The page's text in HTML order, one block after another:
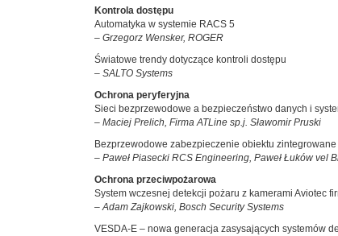
Kontrola dostępu
Automatyka w systemie RACS 5
– Grzegorz Wensker, ROGER
Światowe trendy dotyczące kontroli dostępu
– SALTO Systems
Ochrona peryferyjna
Sieci bezprzewodowe a bezpieczeństwo danych i
– Maciej Prelich, Firma ATLine sp.j. Sławomir Pruski
Bezprzewodowe zabezpieczenie obiektu
– Paweł Piasecki RCS Engineering, Paweł Łuków vel
Ochrona przeciwpożarowa
System wczesnej detekcji pożaru z kamerami Aviotec
– Adam Zajkowski, Bosch Security Systems
VESDA-E – nowa generacja zasysających systemów